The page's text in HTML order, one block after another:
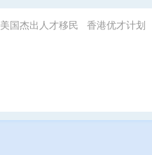
美国杰出人才移民 香港优才计划